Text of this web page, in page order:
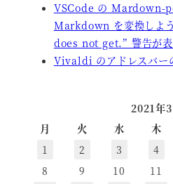
VSCode の Mardown-
Markdown を変換しよ
does not get.” 警告が表
Vivaldi のアドレスバー
2021年3
月
火 水 木
1
2 3 4
8
9 10 11